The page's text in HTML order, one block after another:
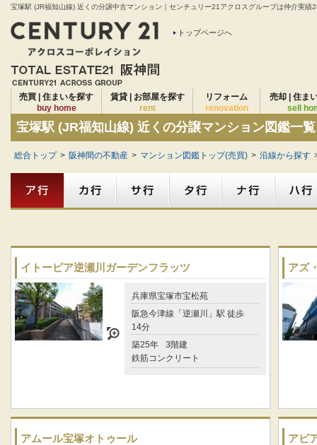
宝塚駅 (JR福知山線) 近くの分譲中古マンション｜センチュリー21アクロスグループは仲介実績
トップページへ
売買 | 住まいを探す
buy home
賃貸 | お部屋を探す
rent
リフォーム
renovation
売却 | 住ま
sell
宝塚駅 (JR福知山線) 近くの分譲マンション図鑑一覧
総合トップ > 阪神間の不動産 > マンション図鑑トップ(売買) > 沿線から探す
イトーピア逆瀬川ガーデンフラッツ
兵庫県宝塚市宝松苑
阪急今津線「逆瀬川」駅 徒歩
14分
築25年
3階建
鉄筋コンクリート
アズ
アムール宝塚オトゥール アピ